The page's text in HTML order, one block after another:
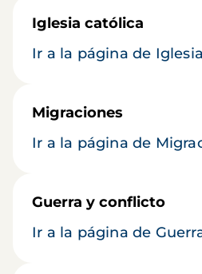
Iglesia católica
Ir a la página de
Migraciones
Ir a la página de
Guerra y conflicto
Ir a la página de